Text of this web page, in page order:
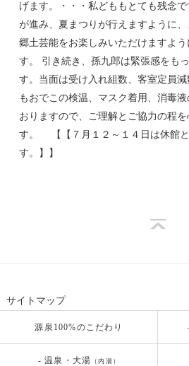
げます。・・・私どももとても残念
が進み、夏まつりが行えますように
郷土芸能をお楽しみいただけますよ
す。 引き続き、孫九郎は緊張感をも
す。当面は受け入れ組数、客室定員
もおでこの検温、マスク着用、消毒
おりますので、ご理解とご協力の程
す。 【【７月１２～１４日は休館と
す。】】
サイトマップ
源泉100%のこだわり
- 温泉・大湯 （内湯）